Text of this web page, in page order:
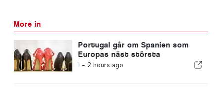
More in
Portugal går om Spanien som
Europas näst största
skotillverkare
I - 2 hours ago